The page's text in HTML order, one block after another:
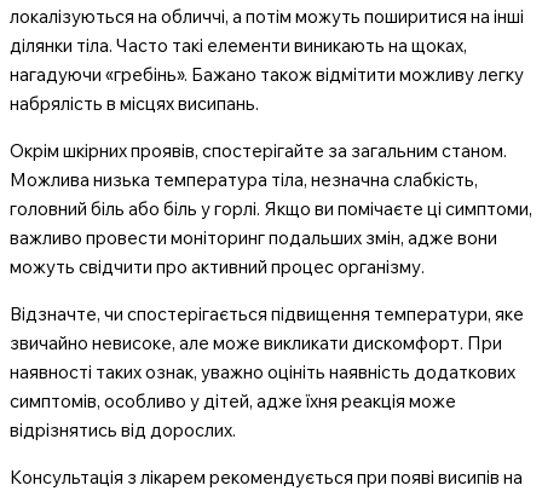
професійний
локалізуються на обличчі, а потім можуть поширитися на інші
ділянки тіла. Часто такі елементи виникають на щоках,
нагадуючи «гребінь». Бажано також відмітити можливу легку
набрялість в місцях висипань.
Окрім шкірних проявів, спостерігайте за загальним станом.
Можлива низька температура тіла, незначна слабкість,
головний біль або біль у горлі. Якщо ви помічаєте ці симптоми,
важливо провести моніторинг подальших змін, адже вони
можуть свідчити про активний процес організму.
Відзначте, чи спостерігається підвищення температури, яке
звичайно невисоке, але може викликати дискомфорт. При
наявності таких ознак, уважно оцініть наявність додаткових
симптомів, особливо у дітей, адже їхня реакція може
відрізнятись від дорослих.
Консультація з лікарем рекомендується при появі висипів на